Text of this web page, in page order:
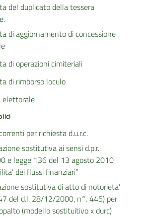
del duplicato della tessera
di aggiornamento di concessione
di operazioni cimiteriali
di rimborso loculo
elettorale
per richiesta d.u.r.c.
sostitutiva ai sensi d.p.r.
e legge 136 del 13 agosto 2010
dei flussi finanziari”
sostitutiva di atto di notorieta’
del d.l. 28/12/2000, n°. 445) per
(modello sostituitivo x durc)